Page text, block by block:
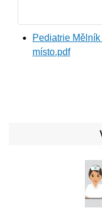
Pediatrie
místo.pdf